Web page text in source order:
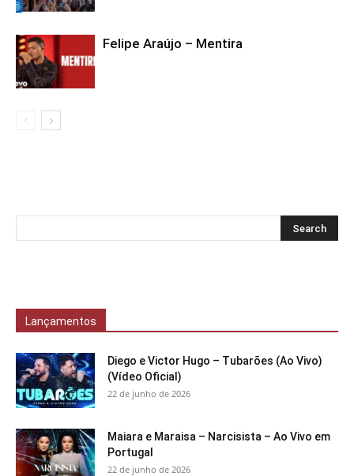
Felipe Araújo – Mentira
Lançamentos
Diego e Victor Hugo – Tubarões (Ao Vivo)
(Vídeo Oficial)
22 de junho de 2026
Maiara e Maraisa – Narcisista – Ao Vivo em
Portugal
22 de junho de 2026